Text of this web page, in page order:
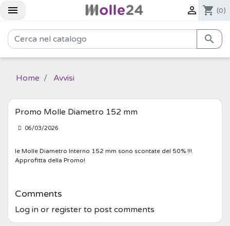
  shopping_cart (0)

Home Avvisi
Promo Molle Diametro 152 mm
06/03/2026
le Molle Diametro Interno 152 mm sono scontate del 50% !!!
Approfitta della Promo!
Comments
Log in or register to post comments